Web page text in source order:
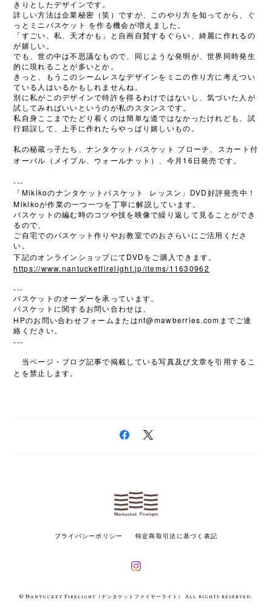
きりとしたデザインです。
詳しい方法は企業秘密（笑）ですが、このやり方を知ってから、ぐ
っとミニバスケット を作る機会が増えました。
「すごい、私、天才かも」と自画自賛するぐらい、綺麗に作れるの
が嬉しい。
でも、世の中は不思議なもので、同じような発明が、世界同時発生
的に現れることが多いとか。
きっと、もうこのシームレスなデザインをミニの作り方に考えつい
ている人はいるかもしれませんね。
別に私がこのデザインで特許を得るわけではないし、気づいた人が
試してみればいいというのが私のスタンスです。
私自身ここまでたどり着くのは簡単な道ではなかったけれども、試
行錯誤して、上手に作れたらやっぱり嬉しいもの。
私の秘蔵っ子たち、ナンタケットバスケット
ブローチ、スカート付
オーバル（メイプル、ウォールナット）、今月 16 日発売です。
---
「 Mikikoのナンタケットバスケット レッスン」 DVD 好評発売中！
Mikikoが作業の一つ一つを丁寧に解説しています。
バスケットの編む時のコツや技を映像で繰り返して見ることができ
るので、
ご自宅でのバスケット作りやお教室でのおさらいにご活用くださ
い。
下記のオンラインショップにて DVD をご購入できます。
https://www.nantucketfirelight.jp/items/11630962
---
バスケットのオーダーを承っています。
バスケットに関するお問い合わせは、
HPのお問い合わせフォームまたはnf@mawberries.com までご連
絡ください。
---
当ページ・ブログ記事で掲載している写真及び文章を引用するこ
とを禁止します。
プライバシーポリシー 特定商取引法に基づく表記
© Nantucket Firelight（ナンタケットファイヤーライト） All rights reserved.